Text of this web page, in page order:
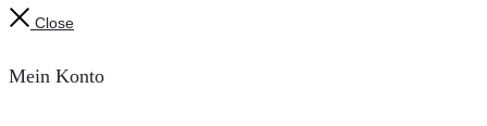
Close
Mein Konto